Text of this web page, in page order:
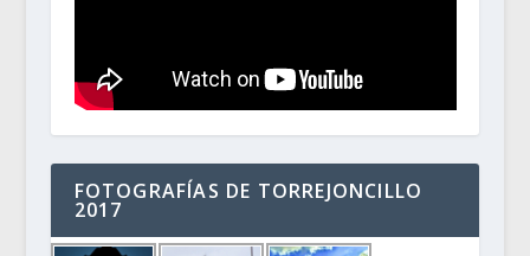
FOTOGRAFÍAS DE TORREJONCILLO
2017